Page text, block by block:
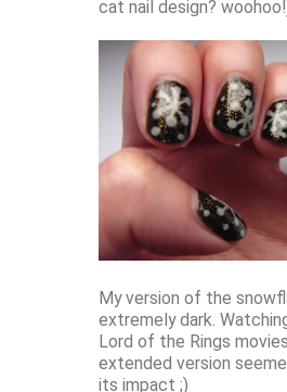
cat nail design?
My version of the
extremely dark.
Lord of the Rings
extended version
its impact ;)